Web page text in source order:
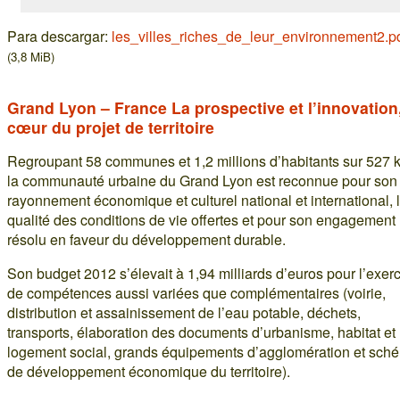
Para descargar:
(3,8 MiB)
Grand Lyon – France La prospective et
cœur du projet de territoire
Regroupant 58 communes et 1,2 millions d’habitants sur 527
la communauté urbaine du Grand Lyon est reconnue pour son
rayonnement économique et culturel national et international,
qualité des conditions de vie offertes et pour son engagement
résolu en faveur du développement durable.
Son budget 2012 s’élevait à 1,94 milliards d’euros pour
de compétences aussi variées que complémentaires (voirie,
distribution et assainissement de l’eau potable, déchets,
transports, élaboration des documents d’urbanisme, habitat et
logement social, grands équipements d’agglomération et
de développement économique du territoire).